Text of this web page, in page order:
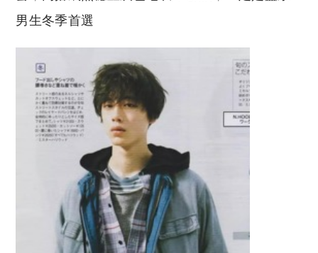
男生冬季首選